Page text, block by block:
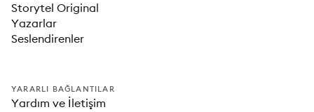
Storytel Original
Yazarlar
Seslendirenler
YARARLI BAĞLANTILAR
Yardım ve İletişim